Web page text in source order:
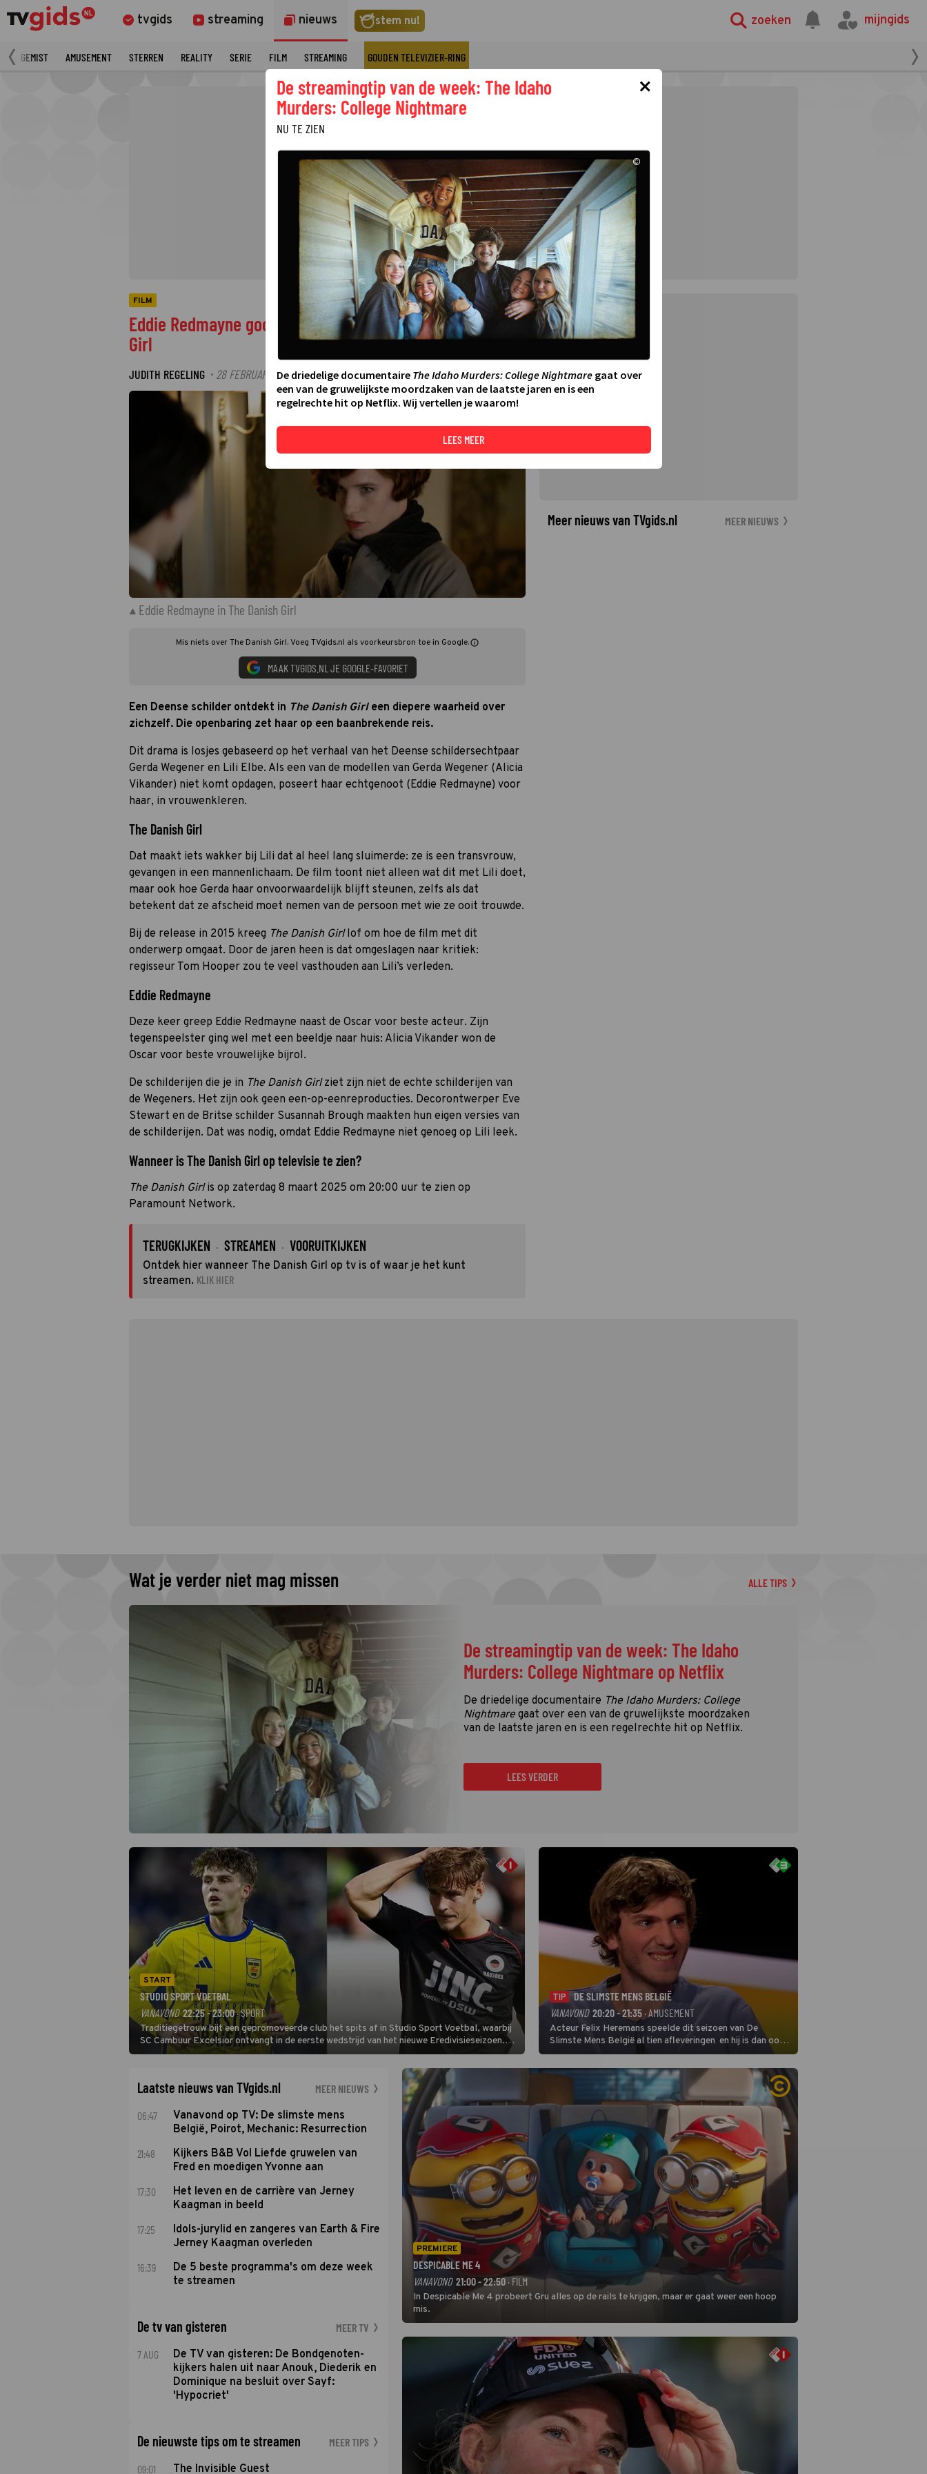
tvgids streaming nieuws stem nu! zoeken mijngids
GEMIST AMUSEMENT STERREN REALITY SERIE FILM STREAMING GOUDEN TELEVIZIER-RING
FILM
Eddie Redmayne gooit leven radicaal om in The Danish
Girl
JUDITH REGELING · 28 FEBRUARI 2025 08:15
©
Eddie Redmayne in The Danish Girl
Mis niets over The Danish Girl. Voeg TVgids.nl als voorkeursbron toe in Google.
MAAK TVGIDS.NL JE GOOGLE-FAVORIET
Een Deense schilder ontdekt in The Danish Girleen diepere waarheid over
zichzelf. Die openbaring zet haar op een baanbrekende reis.
Dit drama is losjes gebaseerd op het verhaal van het Deense schildersechtpaar
Gerda Wegener en Lili Elbe. Als een van de modellen van Gerda Wegener (Alicia
Vikander) niet komt opdagen, poseert haar echtgenoot (Eddie Redmayne) voor
haar, in vrouwenkleren.
The Danish Girl
Dat maakt iets wakker bij Lili dat al heel lang sluimerde: ze is een transvrouw,
gevangen in een mannenlichaam. De film toont niet alleen wat dit met Lili doet,
maar ook hoe Gerda haar onvoorwaardelijk blijft steunen, zelfs als dat
betekent dat ze afscheid moet nemen van de persoon met wie ze ooit trouwde.
Bij de release in 2015 kreeg The Danish Girllof om hoe de film met dit
onderwerp omgaat. Door de jaren heen is dat omgeslagen naar kritiek:
regisseur Tom Hooper zou te veel vasthouden aan Lili’s verleden.
Eddie Redmayne
Deze keer greep Eddie Redmayne naast de Oscar voor beste acteur. Zijn
tegenspeelster ging wel met een beeldje naar huis: Alicia Vikander won de
Oscar voor beste vrouwelijke bijrol.
De schilderijen die je in The Danish Girlziet zijn niet de echte schilderijen van
de Wegeners. Het zijn ook geen een-op-eenreproducties. Decorontwerper Eve
Stewart en de Britse schilder Susannah Brough maakten hun eigen versies van
de schilderijen. Dat was nodig, omdat Eddie Redmayne niet genoeg op Lili leek.
Wanneer is The Danish Girl op televisie te zien?
The Danish Girlis op zaterdag 8 maart 2025 om 20:00 uur te zien op
Paramount Network.
TERUGKIJKEN · STREAMEN · VOORUITKIJKEN
Ontdek hier wanneer The Danish Girl op tv is of waar je het kunt
streamen. KLIK HIER
Meer nieuws van TVgids.nl MEER NIEUWS
Wat je verder niet mag missen ALLE TIPS
De streamingtip van de week: The Idaho
Murders: College Nightmare op Netflix
De driedelige documentaire The Idaho Murders: College
Nightmare gaat over een van de gruwelijkste moordzaken
van de laatste jaren en is een regelrechte hit op Netflix.
LEES VERDER
START
STUDIO SPORT VOETBAL
VANAVOND 22:25 - 23:00· SPORT
Traditiegetrouw bijt een gepromoveerde club het spits af in Studio Sport Voetbal, waarbij
SC Cambuur Excelsior ontvangt in de eerste wedstrijd van het nieuwe Eredivisieseizoen.
De nieuwe oefenmeester is Johan Plat en hij wil aanvallend voetballen.
TIP
DE SLIMSTE MENS BELGIË
VANAVOND 20:20 - 21:35 · AMUSEMENT
Acteur Felix Heremans speelde dit seizoen van De
Slimste Mens België al tien afleveringen en hij is dan ook
de grote favoriet in deze seizoensfinale. En er is
Nederlandse inbreng, want komiek Soundos El Ahmadi
neemt plaats aan de jurytafel.
Laatste nieuws van TVgids.nl MEER NIEUWS
06:47
Vanavond op TV: De slimste mens
België, Poirot, Mechanic: Resurrection
21:48
Kijkers B&B Vol Liefde gruwelen van
Fred en moedigen Yvonne aan
17:30
Het leven en de carrière van Jerney
Kaagman in beeld
17:25
Idols-jurylid en zangeres van Earth & Fire
Jerney Kaagman overleden
16:39
De 5 beste programma's om deze week
te streamen
De tv van gisteren MEER TV
7 AUG
De TV van gisteren: De Bondgenoten-
kijkers halen uit naar Anouk, Diederik en
Dominique na besluit over Sayf:
'Hypocriet'
De nieuwste tips om te streamen MEER TIPS
09:01 The Invisible Guest
PREMIERE
DESPICABLE ME 4
VANAVOND 21:00 - 22:50· FILM
In Despicable Me 4 probeert Gru alles op de rails te krijgen, maar er gaat weer een hoop
mis.
×
De streamingtip van de week: The Idaho
Murders: College Nightmare
NU TE ZIEN
©
De driedelige documentaire The Idaho Murders: College Nightmaregaat over
een van de gruwelijkste moordzaken van de laatste jaren en is een
regelrechte hit op Netflix. Wij vertellen je waarom!
LEES MEER